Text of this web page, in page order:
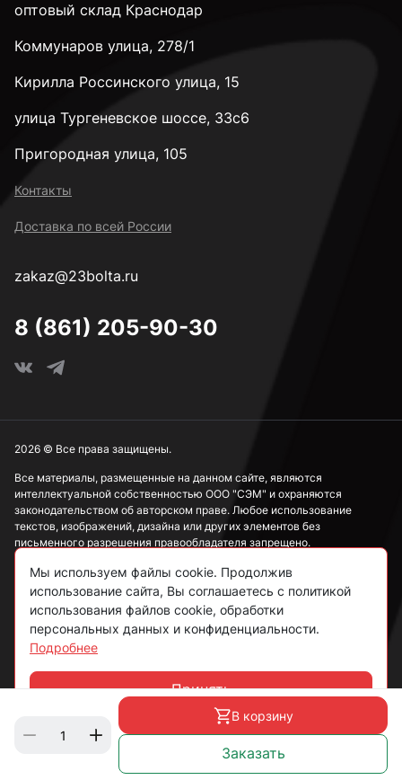
В корзину
Заказать
оптовый склад Краснодар
Коммунаров улица, 278/1
Кирилла Россинского улица, 15
улица Тургеневское шоссе, 33с6
Пригородная улица, 105
Контакты
Доставка по всей России
zakaz@23bolta.ru
8 (861) 205-90-30
Все материалы, размещенные на данном сайте, являются
интеллектуальной собственностью ООО "СЭМ" и охраняются
законодательством об авторском праве. Любое использование
текстов, изображений, дизайна или других элементов без
письменного разрешения правообладателя запрещено.
Информация, представленная на сайте, носит исключительно
ознакомительный характер и не может рассматриваться как
публичная оферта в соответствии со ст. 437 ГК РФ.
Политика конфиденциальности
Согласие на обработку данных
2026 © Все права защищены.
Мы используем файлы cookie. Продолжив
использование сайта, Вы соглашаетесь с политикой
использования файлов cookie, обработки
персональных данных и конфиденциальности.
Подробнее
Принять